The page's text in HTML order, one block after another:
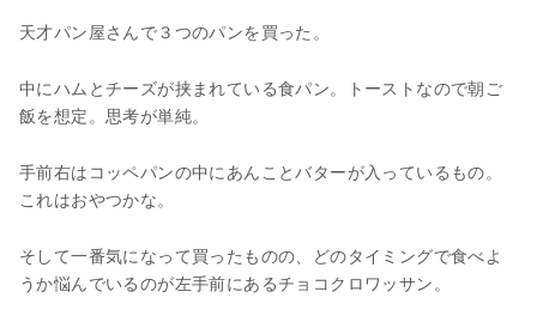
天才パン屋さんで３つのパンを買った。
中にハムとチーズが挟まれている食パン。トーストなので朝ご
飯を想定。思考が単純。
手前右はコッペパンの中にあんことバターが入っているもの。
これはおやつかな。
そして一番気になって買ったものの、どのタイミングで食べよ
うか悩んでいるのが左手前にあるチョコクロワッサン。